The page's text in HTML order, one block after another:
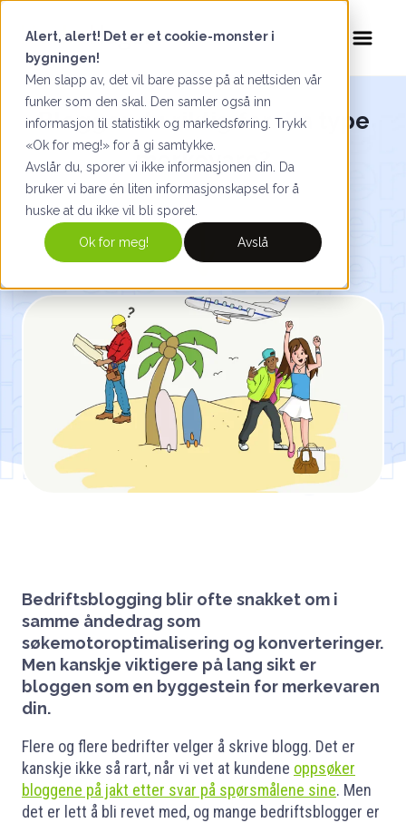
Alert, alert! Det er et cookie-monster i
bygningen!
Men slapp av, det vil bare passe på at nettsiden vår
funker som den skal. Den samler også inn
informasjon til statistikk og markedsføring. Trykk
«Ok for meg!» for å gi samtykke.
Avslår du, sporer vi ikke informasjonen din. Da
bruker vi bare én liten informasjonskapsel for å
huske at du ikke vil bli sporet.
Ok for meg! Avslå
Blogger du riktig for din type
merkevare?
Bedriftsblogging blir ofte snakket om i
samme åndedrag som
søkemotoroptimalisering og konverteringer.
Men kanskje viktigere på lang sikt er
bloggen som en byggestein for merkevaren
din.
Flere og flere bedrifter velger å skrive blogg. Det er
kanskje ikke så rart, når vi vet at kundene oppsøker
bloggene på jakt etter svar på spørsmålene sine. Men
det er lett å bli revet med, og mange bedriftsblogger er